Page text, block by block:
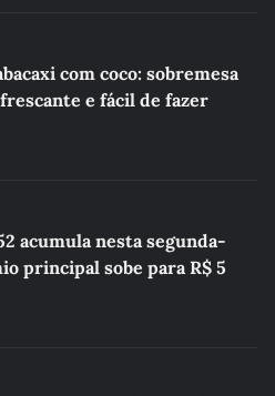
com coco: sobremesa
e fácil de fazer
acumula nesta segunda-
principal sobe para R$ 5